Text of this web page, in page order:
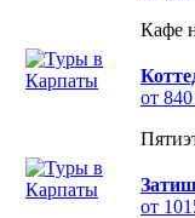
Кафе
от
от